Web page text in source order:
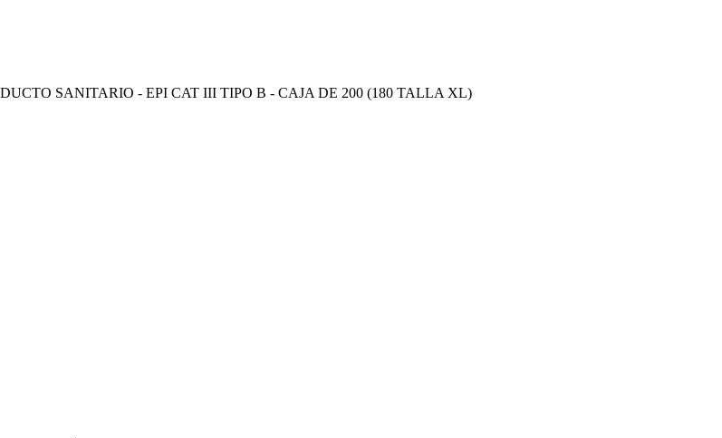
SANITARIO - EPI CAT III TIPO B - CAJA DE 200 (180 TALLA XL)